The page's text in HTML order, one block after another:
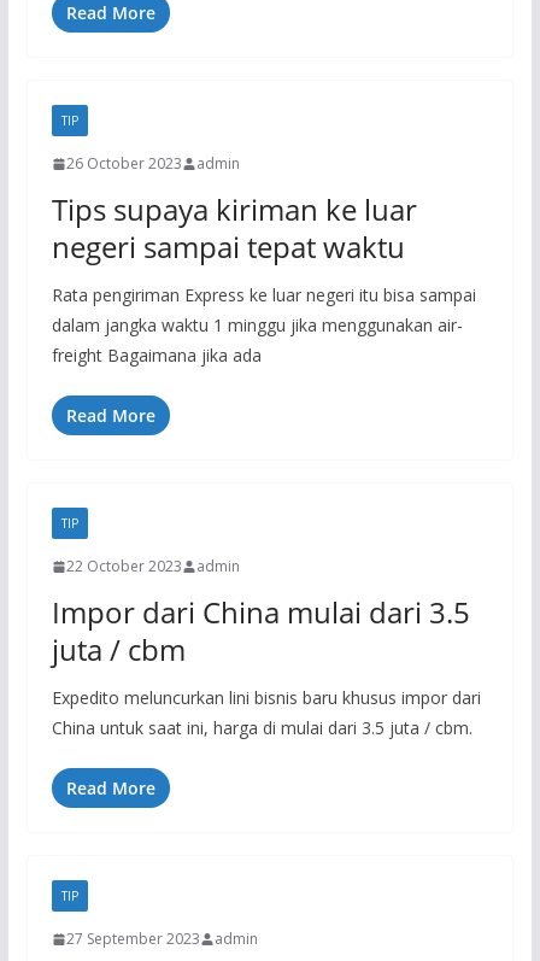
Read More
TIP
26 October 2023 admin
Tips supaya kiriman ke luar
negeri sampai tepat waktu
Rata pengiriman Express ke luar negeri itu bisa sampai
dalam jangka waktu 1 minggu jika menggunakan air-
freight Bagaimana jika ada
Read More
TIP
22 October 2023 admin
Impor dari China mulai dari 3.5
juta / cbm
Expedito meluncurkan lini bisnis baru khusus impor dari
China untuk saat ini, harga di mulai dari 3.5 juta / cbm.
Read More
TIP
27 September 2023 admin